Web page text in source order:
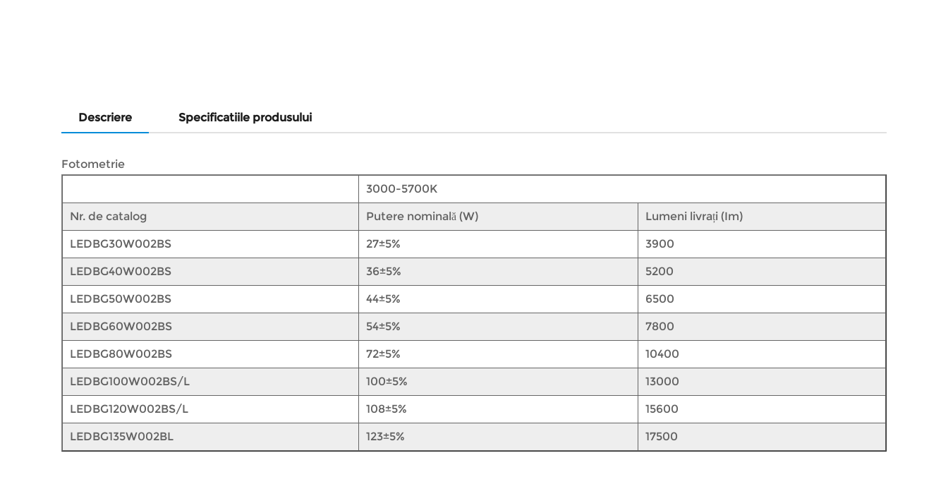
Descriere Specificatiile produsului
Fotometrie
3000-5700K
Nr. de catalog Putere nominală (W) Lumeni livrați (Im)
LEDBG30W002BS 27±5% 3900
LEDBG40W002BS 36±5% 5200
LEDBG50W002BS 44±5% 6500
LEDBG60W002BS 54±5% 7800
LEDBG80W002BS 72±5% 10400
LEDBG100W002BS/L 100±5% 13000
LEDBG120W002BS/L 108±5% 15600
LEDBG135W002BL 123±5% 17500